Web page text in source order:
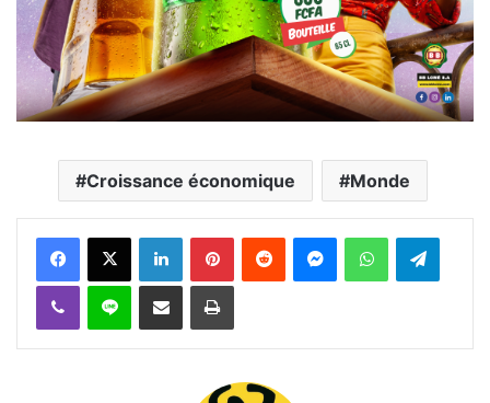
Croissance économique Monde
FacebookX Linkedin PinterestReddit MessengerWhatsAppTelegram
Viber Ligne Partager par email Imprimer